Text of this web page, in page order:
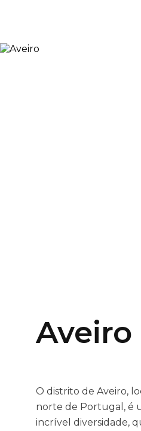
Aveiro
O distrito de Aveiro,
norte de Portugal, é
incrível diversidade,